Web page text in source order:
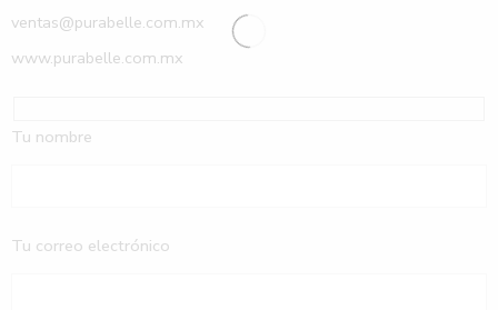
ventas@purabelle.com.mx
www.purabelle.com.mx
Tu nombre
Tu correo electrónico